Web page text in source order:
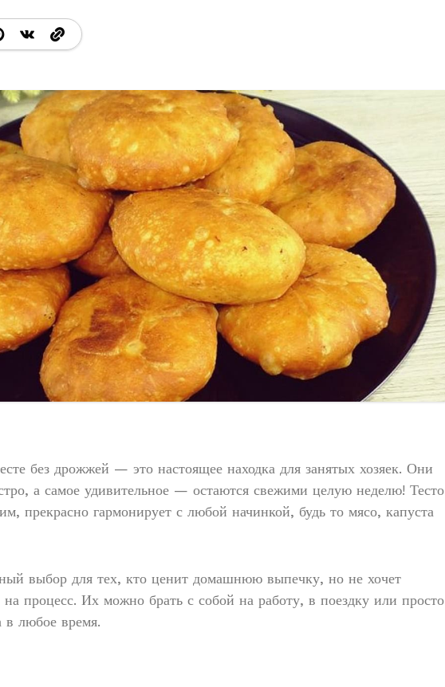
без дрожжей — это настоящее находка для занятых хозяек. Они
а самое удивительное — остаются свежими целую неделю! Тесто
прекрасно гармонирует с любой начинкой, будь то мясо, капуста
выбор для тех, кто ценит домашнюю выпечку, но не хочет
на процесс. Их можно брать с собой на работу, в поездку или просто
в любое время.